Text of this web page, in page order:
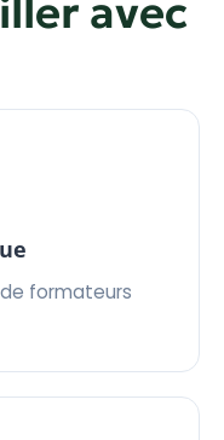
avec
formateurs